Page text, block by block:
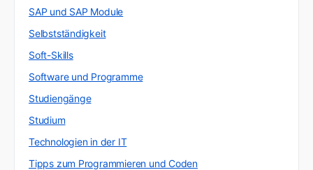
SAP und SAP Module
Selbstständigkeit
Soft-Skills
Software und Programme
Studiengänge
Studium
Technologien in der IT
Tipps zum Programmieren und Coden